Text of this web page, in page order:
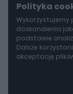
Polityka
Wykorzystujemy
doskonalenia
podstawie
Dalsze
akceptację